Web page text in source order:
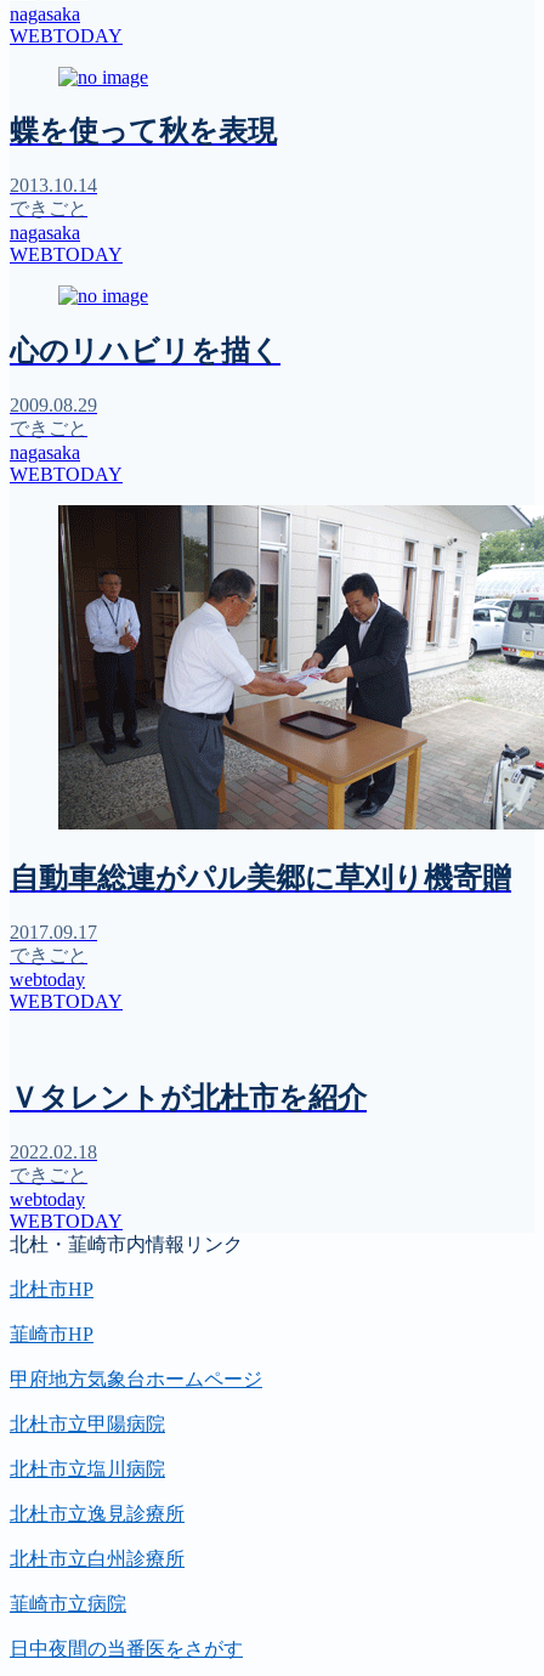
nagasaka
WEBTODAY
蝶を使って秋を表現
2013.10.14
できごと
nagasaka
WEBTODAY
心のリハビリを描く
2009.08.29
できごと
nagasaka
WEBTODAY
自動車総連がパル美郷に草刈り機寄贈
2017.09.17
できごと
webtoday
WEBTODAY
Ｖタレントが北杜市を紹介
2022.02.18
できごと
webtoday
WEBTODAY
北杜・韮崎市内情報リンク
北杜市HP
韮崎市HP
甲府地方気象台ホームページ
北杜市立甲陽病院
北杜市立塩川病院
北杜市立逸見診療所
北杜市立白州診療所
韮崎市立病院
日中夜間の当番医をさがす